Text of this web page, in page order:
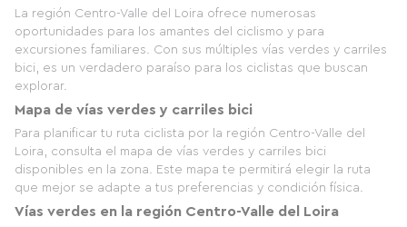
La región Centro-Valle del Loira ofrece numerosas
oportunidades para los amantes del ciclismo y para
excursiones familiares. Con sus múltiples vías verdes y carriles
bici, es un verdadero paraíso para los ciclistas que buscan
explorar.
Mapa de vías verdes y carriles bici
Para planificar tu ruta ciclista por la región Centro-Valle del
Loira, consulta el mapa de vías verdes y carriles bici
disponibles en la zona. Este mapa te permitirá elegir la ruta
que mejor se adapte a tus preferencias y condición física.
Vías verdes en la región Centro-Valle del Loira